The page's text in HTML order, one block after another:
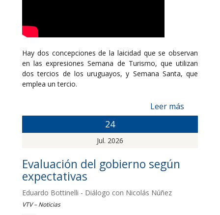
Hay dos concepciones de la laicidad que se observan
en las expresiones Semana de Turismo, que utilizan
dos tercios de los uruguayos, y Semana Santa, que
emplea un tercio.
Leer más
24
Jul. 2026
Evaluación del gobierno según
expectativas
Eduardo Bottinelli - Diálogo con Nicolás Núñez
VTV – Noticias